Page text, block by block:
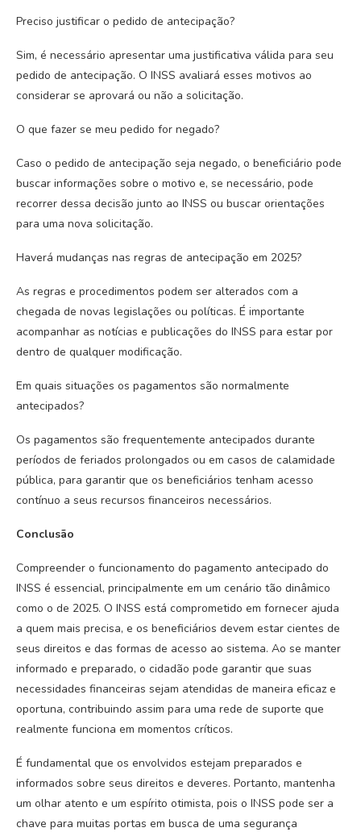
Preciso justificar o pedido de antecipação?
Sim, é necessário apresentar uma justificativa válida para seu
pedido de antecipação. O INSS avaliará esses motivos ao
considerar se aprovará ou não a solicitação.
O que fazer se meu pedido for negado?
Caso o pedido de antecipação seja negado, o beneficiário pode
buscar informações sobre o motivo e, se necessário, pode
recorrer dessa decisão junto ao INSS ou buscar orientações
para uma nova solicitação.
Haverá mudanças nas regras de antecipação em 2025?
As regras e procedimentos podem ser alterados com a
chegada de novas legislações ou políticas. É importante
acompanhar as notícias e publicações do INSS para estar por
dentro de qualquer modificação.
Em quais situações os pagamentos são normalmente
antecipados?
Os pagamentos são frequentemente antecipados durante
períodos de feriados prolongados ou em casos de calamidade
pública, para garantir que os beneficiários tenham acesso
contínuo a seus recursos financeiros necessários.
Conclusão
Compreender o funcionamento do pagamento antecipado do
INSS é essencial, principalmente em um cenário tão dinâmico
como o de 2025. O INSS está comprometido em fornecer ajuda
a quem mais precisa, e os beneficiários devem estar cientes de
seus direitos e das formas de acesso ao sistema. Ao se manter
informado e preparado, o cidadão pode garantir que suas
necessidades financeiras sejam atendidas de maneira eficaz e
oportuna, contribuindo assim para uma rede de suporte que
realmente funciona em momentos críticos.
É fundamental que os envolvidos estejam preparados e
informados sobre seus direitos e deveres. Portanto, mantenha
um olhar atento e um espírito otimista, pois o INSS pode ser a
chave para muitas portas em busca de uma segurança